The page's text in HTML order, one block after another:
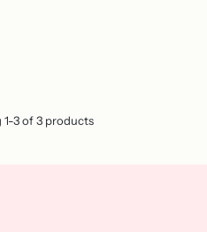
1-3 of 3 products